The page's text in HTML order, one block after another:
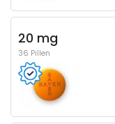
20 mg
36 Pillen